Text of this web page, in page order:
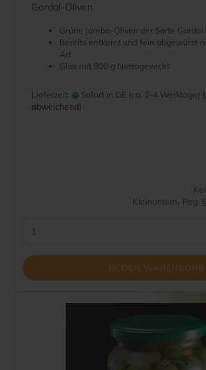
Gordal-Oliven
Grüne Jumbo-Oliven der Sorte Gordal
Bereits entkernt und fein abgewürzt
Art
Glas mit 900 g Nettogewicht
Lieferzeit: Sofort in DE (ca. 2-4 Werktage)
abweichend)
Kleinuntern.-Reg.
IN DEN WARENKORB